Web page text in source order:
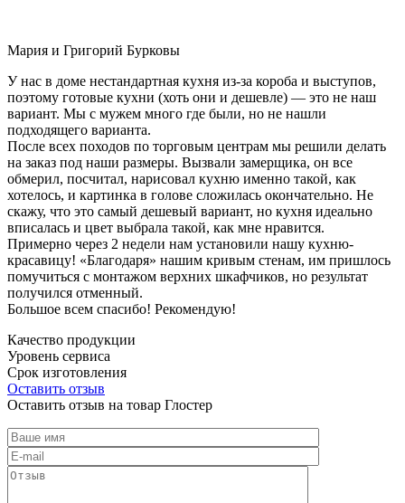
Мария и Григорий Бурковы
У нас в доме нестандартная кухня из-за короба и выступов,
поэтому готовые кухни (хоть они и дешевле) — это не наш
вариант. Мы с мужем много где были, но не нашли
подходящего варианта.
После всех походов по торговым центрам мы решили делать
на заказ под наши размеры. Вызвали замерщика, он все
обмерил, посчитал, нарисовал кухню именно такой, как
хотелось, и картинка в голове сложилась окончательно. Не
скажу, что это самый дешевый вариант, но кухня идеально
вписалась и цвет выбрала такой, как мне нравится.
Примерно через 2 недели нам установили нашу кухню-
красавицу! «Благодаря» нашим кривым стенам, им пришлось
помучиться с монтажом верхних шкафчиков, но результат
получился отменный.
Большое всем спасибо! Рекомендую!
Качество продукции
Уровень сервиса
Срок изготовления
Оставить отзыв
Оставить отзыв на товар Глостер